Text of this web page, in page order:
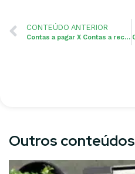
CONTEÚDO ANTERIOR
Contas a pagar X Contas a receber: Entenda as diferenças
Outros conteúdos